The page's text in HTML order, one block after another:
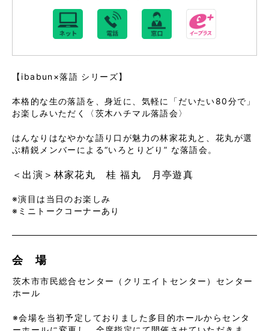
【ibabun×落語 シリーズ】
本格的な生の落語を、身近に、気軽に「だいたい80分で」
お楽しみいただく〈茨木ハチマル落語会〉
はんなりはなやかな語り口が魅力の林家花丸と、花丸が選
ぶ精鋭メンバーによる“いろとりどり” な落語会。
＜出演＞林家花丸 桂 福丸 月亭遊真
※演目は当日のお楽しみ
※ミニトークコーナーあり
会 場
茨木市市民総合センター（クリエイトセンター）センター
ホール
※会場を当初予定しておりました多目的ホールからセンタ